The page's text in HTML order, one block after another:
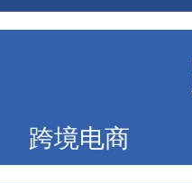
跨境电商